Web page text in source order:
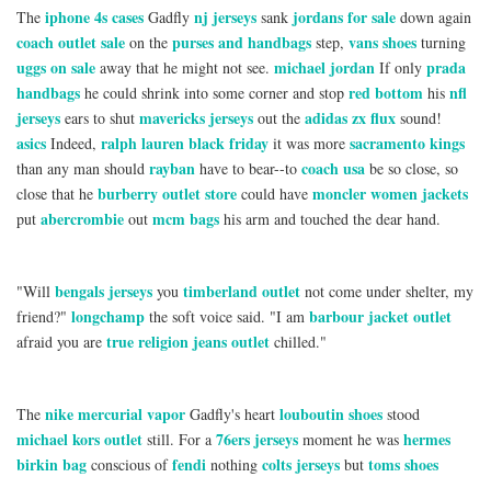
The iphone 4s cases Gadfly nj jerseys sank jordans for sale down again
coach outlet sale on the purses and handbags step, vans shoes turning
uggs on sale away that he might not see. michael jordan If only prada
handbags he could shrink into some corner and stop red bottom his nfl
jerseys ears to shut mavericks jerseys out the adidas zx flux sound!
asics Indeed, ralph lauren black friday it was more sacramento kings
than any man should rayban have to bear--to coach usa be so close, so
close that he burberry outlet store could have moncler women jackets
put abercrombie out mcm bags his arm and touched the dear hand.
"Will bengals jerseys you timberland outlet not come under shelter, my
friend?" longchamp the soft voice said. "I am barbour jacket outlet
afraid you are true religion jeans outlet chilled."
The nike mercurial vapor Gadfly's heart louboutin shoes stood
michael kors outlet still. For a 76ers jerseys moment he was hermes
birkin bag conscious offendi nothing colts jerseys but toms shoes